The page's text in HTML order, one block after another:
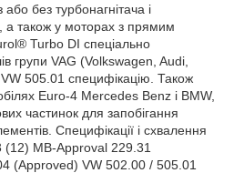
без турбонагнітача і
а також у моторах з прямим
Turbo DI спеціально
групи VAG (Volkswagen, Audi,
505.01 специфікацію. Також
Euro-4 Mercedes Benz і BMW,
частинок для запобігання
Специфікації і схвалення
(12) MB-Approval 229.31
(Approved) VW 502.00 / 505.01